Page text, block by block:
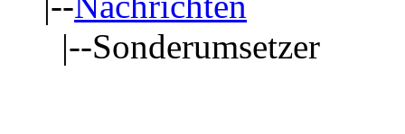
|--Sonderumsetzer